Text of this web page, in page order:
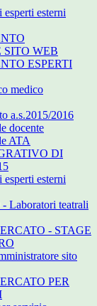
esterni
SITO WEB
ESPERTI
medico
a.s.2015/2016
docente
ATA
DI
esterni
teatrali
- STAGE
sito
PER